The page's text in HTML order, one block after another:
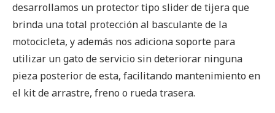
desarrollamos un protector tipo slider de tijera que
brinda una total protección al basculante de la
motocicleta, y además nos adiciona soporte para
utilizar un gato de servicio sin deteriorar ninguna
pieza posterior de esta, facilitando mantenimiento en
el kit de arrastre, freno o rueda trasera.